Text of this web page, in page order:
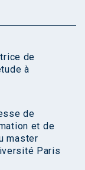
de
à
de
et de
master
Paris